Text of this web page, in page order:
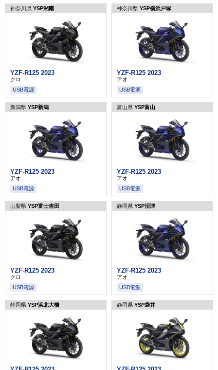
神奈川県 YSP湘南
YZF-R125 2023
クロ
USB電源
神奈川県 YSP横浜戸塚
YZF-R125 2023
アオ
USB電源
新潟県 YSP新潟
YZF-R125 2023
アオ
USB電源
富山県 YSP富山
YZF-R125 2023
アオ
USB電源
山梨県 YSP富士吉田
YZF-R125 2023
クロ
USB電源
静岡県 YSP沼津
YZF-R125 2023
アオ
USB電源
静岡県 YSP浜北大橋 静岡県 YSP袋井